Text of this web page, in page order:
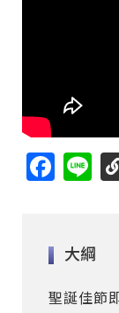
大綱
聖誕佳節